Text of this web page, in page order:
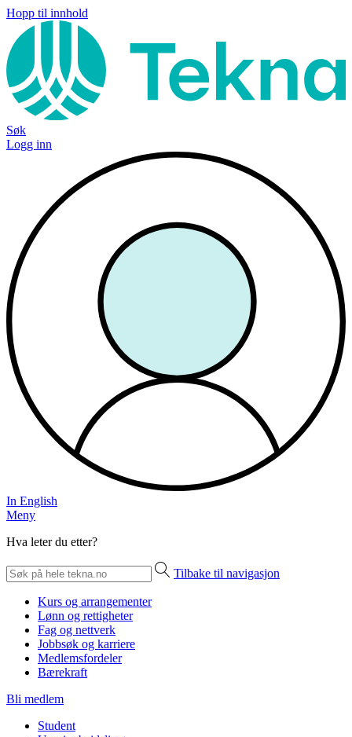
Hopp til innhold
Søk
Logg inn
In English
Meny
Hva leter du etter?
Tilbake til navigasjon
Kurs og arrangementer
Lønn og rettigheter
Fag og nettverk
Jobbsøk og karriere
Medlemsfordeler
Bærekraft
Bli medlem
Student